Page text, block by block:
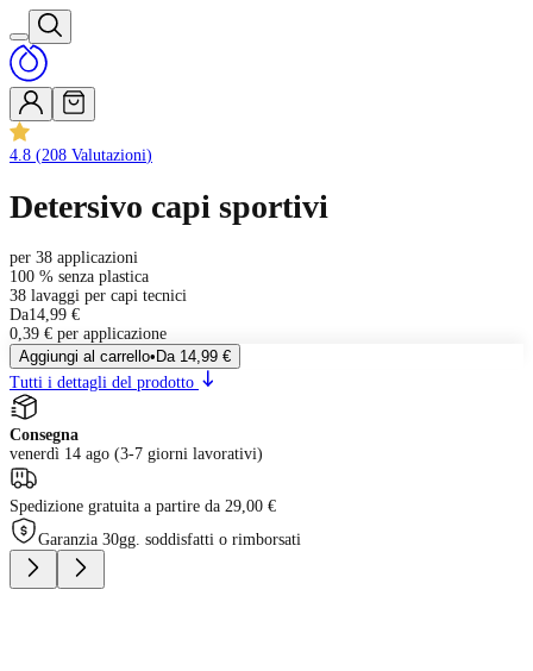
4.8 (208 Valutazioni)
Detersivo capi sportivi
per 38 applicazioni
100 % senza plastica
38 lavaggi per capi tecnici
Da14,99 €
0,39 € per applicazione
Aggiungi al carrello•Da 14,99 €
Tutti i dettagli del prodotto
Consegna
venerdì 14 ago (3-7 giorni lavorativi)
Spedizione gratuita a partire da 29,00 €
Garanzia 30gg. soddisfatti o rimborsati